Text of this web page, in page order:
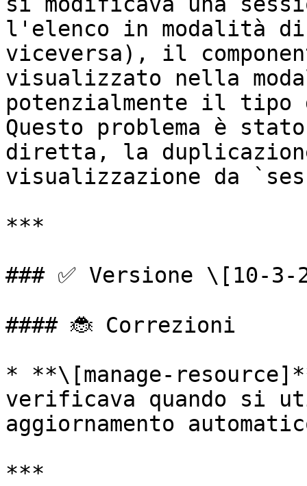
l'elenco in modalità
viceversa), il
visualizzato nella
potenzialmente il tipo
Questo problema è
diretta, la
visualizzazione da
***
### ✅ Versione \[10-
#### 🐞 Correzioni
* **\[manage-
verificava quando si
aggiornamento
***